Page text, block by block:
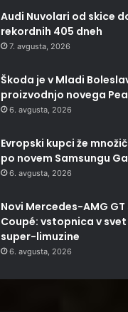
Audi Nuvolari od skice
rekordnih 405 dneh
7. avgusta, 2026
Škoda je v Mladi
proizvodnjo novega
6. avgusta, 2026
Evropski kupci že
po novem Samsungu
6. avgusta, 2026
Novi Mercedes-AMG
Coupé: vstopnica v
super-limuzine
6. avgusta, 2026